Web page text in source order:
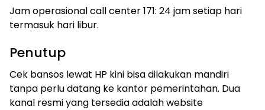
Jam operasional call center 171: 24 jam setiap hari
termasuk hari libur.
Penutup
Cek bansos lewat HP kini bisa dilakukan mandiri
tanpa perlu datang ke kantor pemerintahan. Dua
kanal resmi yang tersedia adalah website